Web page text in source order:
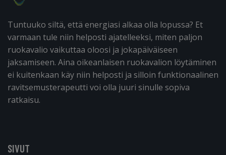
Tuntuuko siltä, että energiasi alkaa olla lopussa? Et
varmaan tule niin helposti ajatelleeksi, miten paljon
ruokavalio vaikuttaa oloosi ja jokapäiväiseen
jaksamiseen. Aina oikeanlaisen ruokavalion löytäminen
ei kuitenkaan käy niin helposti ja silloin funktionaalinen
ravitsemusterapeutti voi olla juuri sinulle sopiva
ratkaisu.
SIVUT